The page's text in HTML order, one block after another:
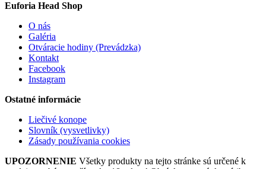
Euforia Head Shop
O nás
Galéria
Otváracie hodiny (Prevádzka)
Kontakt
Facebook
Instagram
Ostatné informácie
Liečivé konope
Slovník (vysvetlivky)
Zásady používania cookies
UPOZORNENIE Všetky produkty na tejto stránke sú určené k